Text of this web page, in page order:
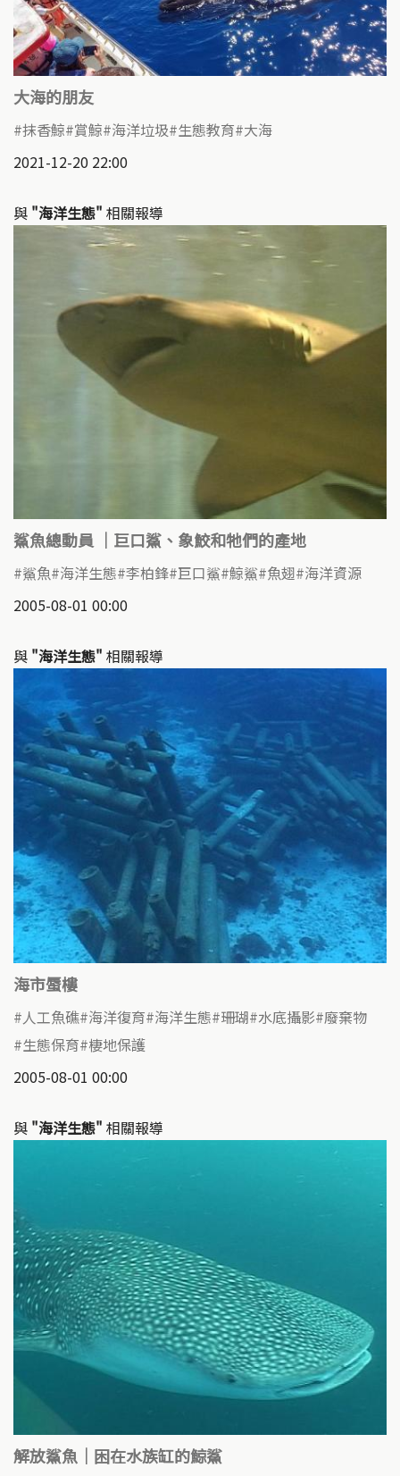
大海的朋友
抹香鯨 賞鯨 海洋垃圾 生態教育 大海
2021-12-20 22:00
與 "海洋生態" 相關報導
鯊魚總動員 ｜巨口鯊、象鮫和牠們的產地
鯊魚 海洋生態 李柏鋒 巨口鯊 鯨鯊 魚翅 海洋資源
2005-08-01 00:00
與 "海洋生態" 相關報導
海市蜃樓
人工魚礁 海洋復育 海洋生態 珊瑚 水底攝影 廢棄物
生態保育 棲地保護
2005-08-01 00:00
與 "海洋生態" 相關報導
解放鯊魚｜困在水族缸的鯨鯊